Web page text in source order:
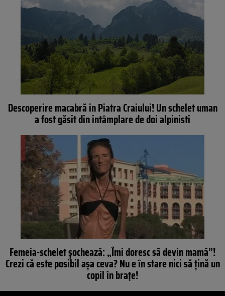
Descoperire macabră in Piatra Craiului! Un schelet uman
a fost găsit din intâmplare de doi alpinisti
Femeia-schelet şochează: „Îmi doresc să devin mamă”!
Crezi că este posibil aşa ceva? Nu e în stare nici să ţină un
copil în braţe!